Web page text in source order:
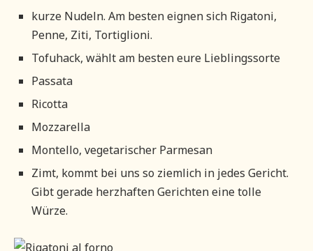
kurze Nudeln. Am besten eignen sich Rigatoni,
Penne, Ziti, Tortiglioni.
Tofuhack, wählt am besten eure Lieblingssorte
Passata
Ricotta
Mozzarella
Montello, vegetarischer Parmesan
Zimt, kommt bei uns so ziemlich in jedes Gericht.
Gibt gerade herzhaften Gerichten eine tolle
Würze.